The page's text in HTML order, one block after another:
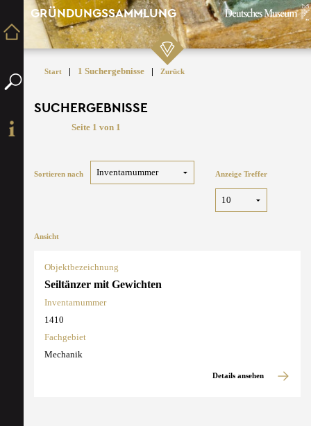
GRÜNDUNGSSAMMLUNG
Start | 1 Suchergebnisse | Zurück
SUCHERGEBNISSE
Seite 1 von 1
Sortieren nach Anzeige Treffer
Ansicht
Objektbezeichnung
Seiltänzer mit Gewichten
Inventarnummer
1410
Fachgebiet
Mechanik
Details ansehen